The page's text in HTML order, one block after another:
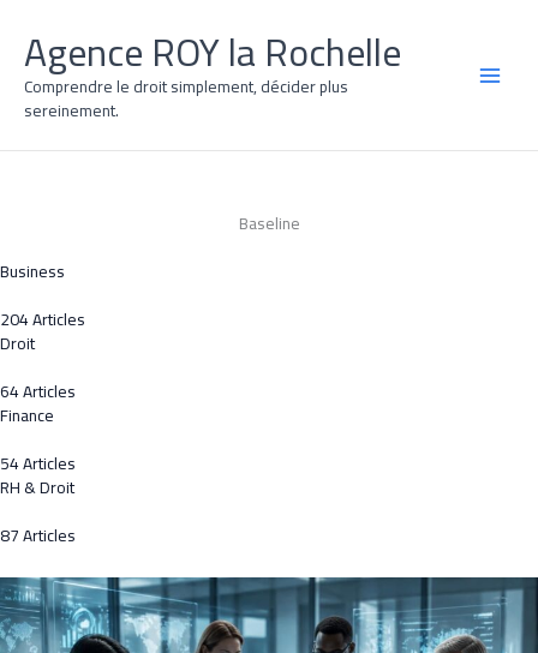
contenu
Agence ROY la Rochelle
Comprendre le droit simplement, décider plus
sereinement.
Baseline
Business
204 Articles
Droit
64 Articles
Finance
54 Articles
RH & Droit
87 Articles